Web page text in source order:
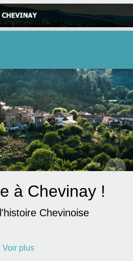
à Chevinay !
Chevinoise
Voir plus
chevron_right
Next